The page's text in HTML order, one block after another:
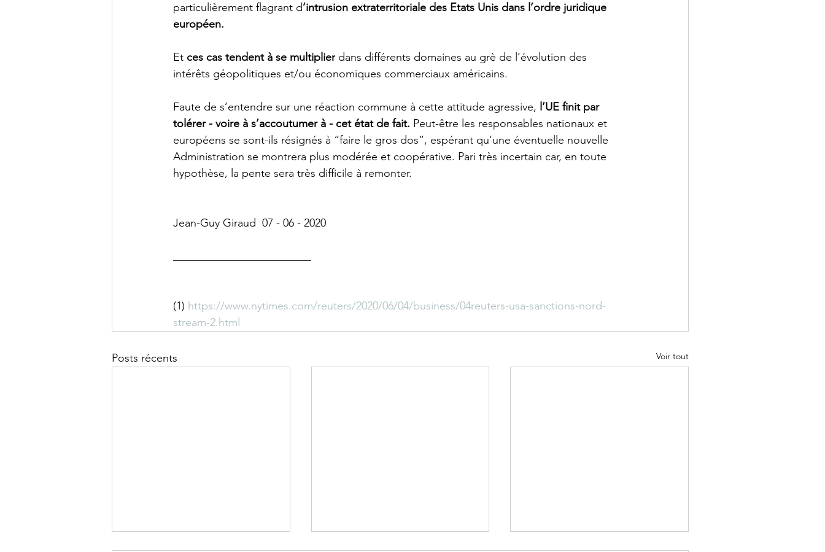
particulièrement flagrant d’intrusion extraterritoriale des Etats Unis dans l’ordre juridique
européen.
Et ces cas tendent à se multiplier dans différents domaines au grè de l’évolution des
intérêts géopolitiques et/ou économiques commerciaux américains.
Faute de s’entendre sur une réaction commune à cette attitude agressive, l’UE finit par
tolérer - voire à s’accoutumer à - cet état de fait. Peut-être les responsables nationaux et
européens se sont-ils résignés à “faire le gros dos”, espérant qu’une éventuelle nouvelle
Administration se montrera plus modérée et coopérative. Pari très incertain car, en toute
hypothèse, la pente sera très difficile à remonter.
Jean-Guy Giraud  07 - 06 - 2020
(1) https://www.nytimes.com/reuters/2020/06/04/business/04reuters-usa-sanctions-nord-
stream-2.html
Posts récents Voir tout